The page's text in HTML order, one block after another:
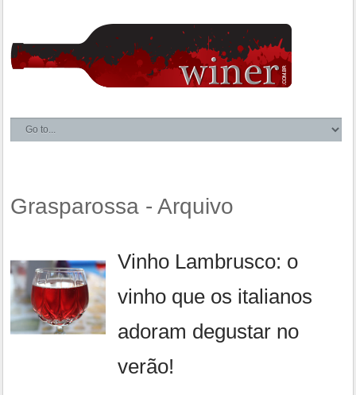
Grasparossa - Arquivo
Vinho Lambrusco: o
vinho que os italianos
adoram degustar no
verão!